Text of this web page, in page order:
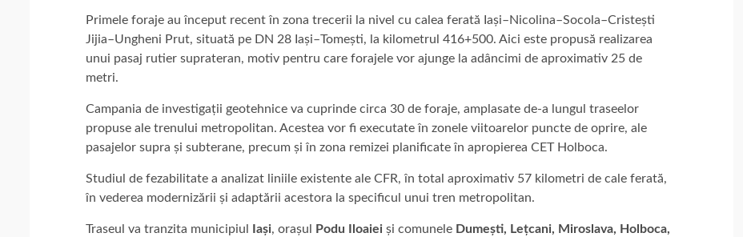
Primele foraje au început recent în zona trecerii la nivel cu calea ferată Iași–Nicolina–Socola–Cristești
Jijia–Ungheni Prut, situată pe DN 28 Iași–Tomești, la kilometrul 416+500. Aici este propusă realizarea
unui pasaj rutier suprateran, motiv pentru care forajele vor ajunge la adâncimi de aproximativ 25 de
metri.
Campania de investigații geotehnice va cuprinde circa 30 de foraje, amplasate de-a lungul traseelor
propuse ale trenului metropolitan. Acestea vor fi executate în zonele viitoarelor puncte de oprire, ale
pasajelor supra și subterane, precum și în zona remizei planificate în apropierea CET Holboca.
Studiul de fezabilitate a analizat liniile existente ale CFR, în total aproximativ 57 kilometri de cale ferată,
în vederea modernizării și adaptării acestora la specificul unui tren metropolitan.
Traseul va tranzita municipiul Iași, orașul Podu Iloaiei și comunele Dumești, Lețcani, Miroslava, Holboca,